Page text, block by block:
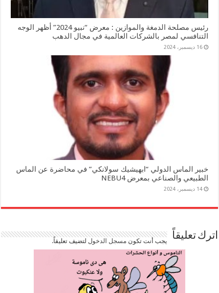
رئيس مصلحة الدمغة والموازين : معرض “نبيو 2024” أظهر الوجه
التنافسي لمصر بالشركات العالمية في مجال الدهب
16 ديسمبر، 2024
خبير الماس الدولي “ابهيشيك سولانكي” في محاضرة عن الماس
الطبيعي والصناعي بمعرض NEBU4
14 ديسمبر، 2024
اترك تعليقاً يجب أنت تكون مسجل الدخوللتضيف تعليقاً.